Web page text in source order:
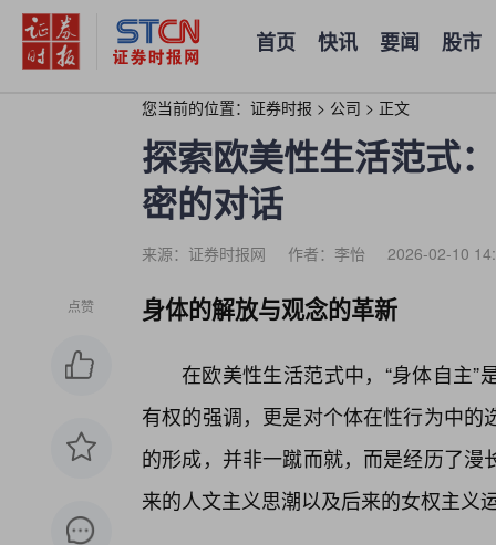
首页 快讯 要闻 股市
您当前的位置： 证券时报 > 公司 > 正文
探索欧美性生活范式
密的对话
来源：证券时报网 作者：李怡 2026-02-10
点赞 身体的解放与观念的革新
在欧美性生活范式中，“身体自主
有权的强调，更是对个体在性行为中
的形成，并非一蹴而就，而是经历了
来的人文主义思潮以及后来的女权主义